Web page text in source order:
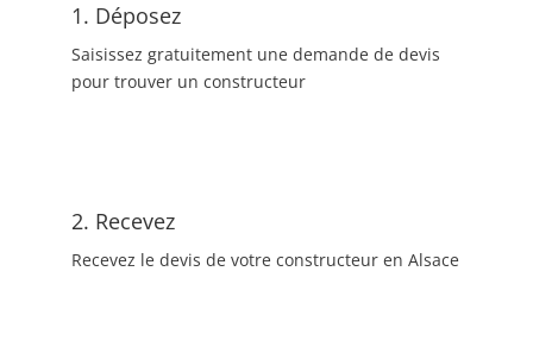
1. Déposez
Saisissez gratuitement une demande de devis
pour trouver un constructeur
2. Recevez
Recevez le devis de votre constructeur en Alsace